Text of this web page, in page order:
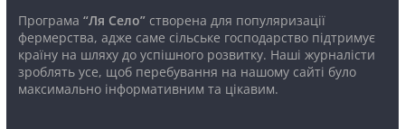
Програма “Ля Село”створена для популяризації
фермерства, адже саме сільське господарство підтримує
країну на шляху до успішного розвитку. Наші журналісти
зроблять усе, щоб перебування на нашому сайті було
максимально інформативним та цікавим.